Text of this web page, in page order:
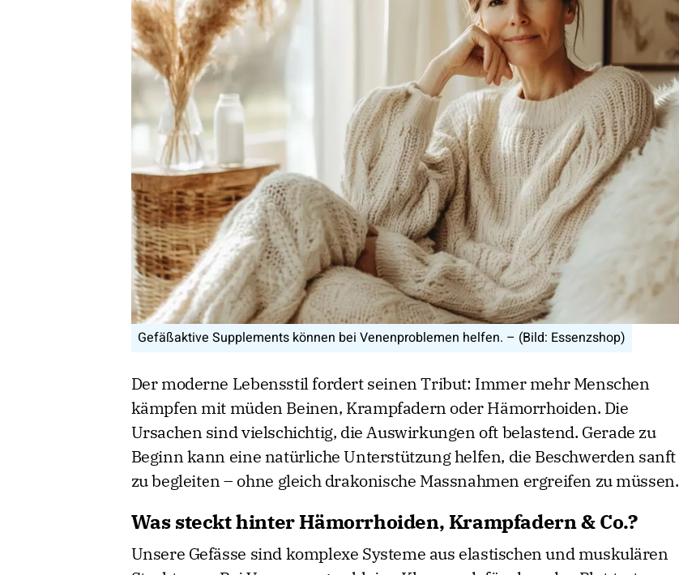
Gefäßaktive Supplements können bei Venenproblemen helfen. – (Bild: Essenzshop)
Der moderne Lebensstil fordert seinen Tribut: Immer mehr Menschen
kämpfen mit müden Beinen, Krampfadern oder Hämorrhoiden. Die
Ursachen sind vielschichtig, die Auswirkungen oft belastend. Gerade zu
Beginn kann eine natürliche Unterstützung helfen, die Beschwerden sanft
zu begleiten – ohne gleich drakonische Massnahmen ergreifen zu müssen.
Was steckt hinter Hämorrhoiden, Krampfadern & Co.?
Unsere Gefässe sind komplexe Systeme aus elastischen und muskulären